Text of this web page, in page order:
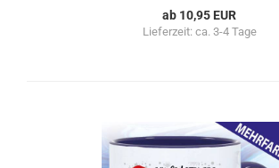
ab 10,95 EUR
Lieferzeit: ca. 3-4 Tage